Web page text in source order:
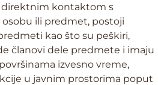
direktnim kontaktom s
ili predmet, postoji
kao što su peškiri,
članovi dele predmete i imaju
izvesno vreme,
u javnim prostorima poput